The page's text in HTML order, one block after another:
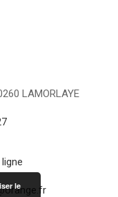
LAMORLAYE
le